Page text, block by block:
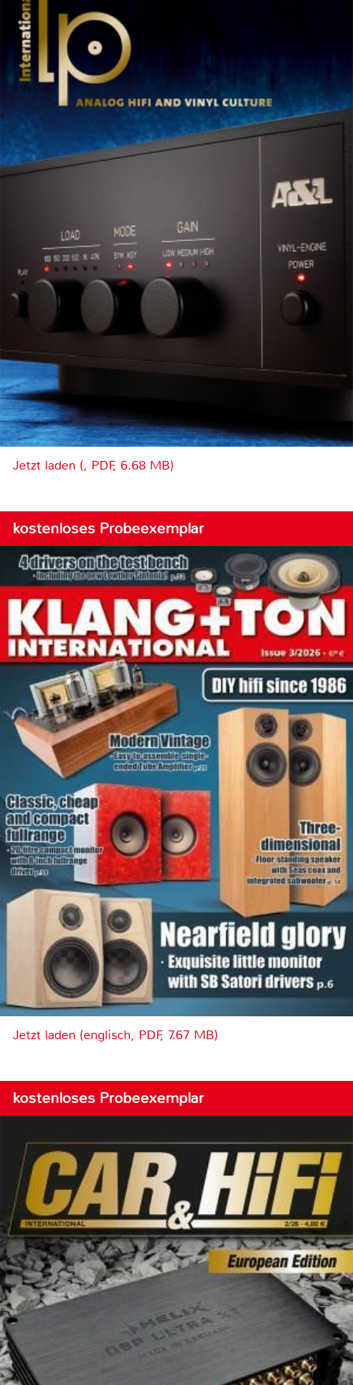
Jetzt laden (, PDF, 6.68 MB)
kostenloses Probeexemplar
Jetzt laden (englisch, PDF, 7.67 MB)
kostenloses Probeexemplar